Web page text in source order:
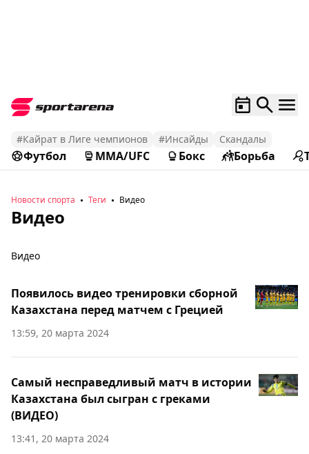
#Кайрат в Лиге чемпионов #Инсайды Скандалы
Футбол MMA/UFC Бокс Борьба
Новости спорта Теги Видео
Видео
Видео
Появилось видео тренировки сборной
Казахстана перед матчем с Грецией
13:59, 20 марта 2024
Самый несправедливый матч в истории
Казахстана был сыгран с греками
(ВИДЕО)
13:41, 20 марта 2024